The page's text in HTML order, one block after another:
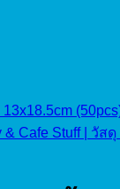
& Cafe Stuff | วัส